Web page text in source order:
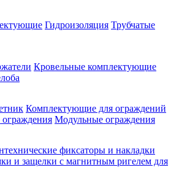
Гидроизоляция Трубчатые
Кровельные комплектующие
Комплектующие для ограждений
Модульные ограждения
фиксаторы и накладки
и защелки с магнитным ригелем для